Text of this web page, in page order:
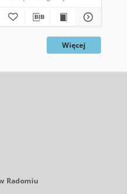
Więcej
Radomiu